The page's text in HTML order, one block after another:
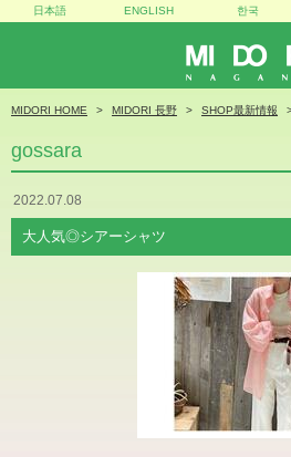
MIDORI
日本語 ENGLISH 한국
MIDORI HOME MIDORI 長野 SHOP最新情報
gossara
2022.07.08
大人気◎シアーシャツ